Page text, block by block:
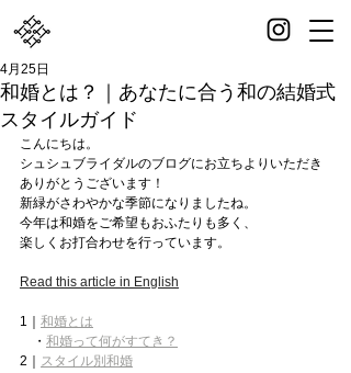
和婚とは？｜あなたに合う和の結婚式
スタイルガイド
4月25日
こんにちは。
シュシュブライダルのブログにお立ちよりいただき
ありがとうございます！
新緑がさわやかな季節になりましたね。
今年は和婚をご希望もおふたりも多く、
楽しくお打合わせを行っています。
Read this article in English
1｜ 和婚とは
・ 和婚って何がすてき？
2｜ スタイル別和婚